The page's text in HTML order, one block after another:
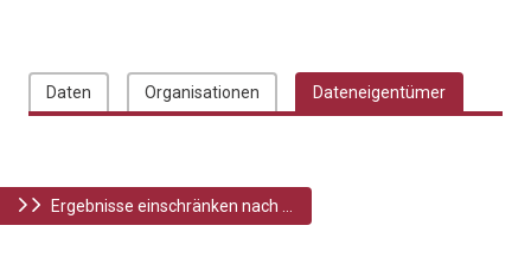
Daten Organisationen Dateneigentümer
Ergebnisse einschränken nach ...